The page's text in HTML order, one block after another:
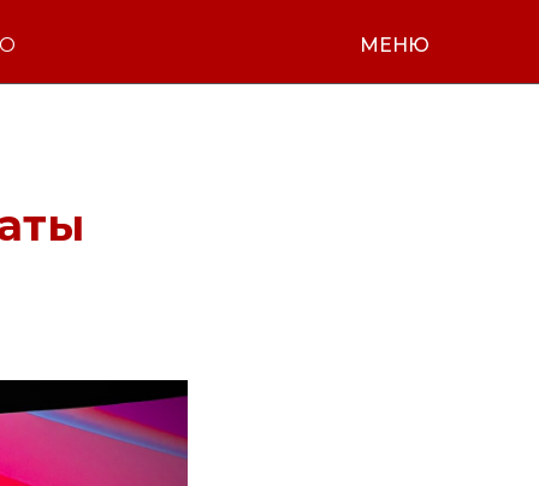
МЕНЮ